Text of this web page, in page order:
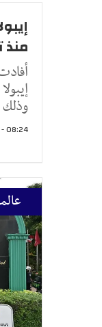
منذ
08:24 - 2026/08/07